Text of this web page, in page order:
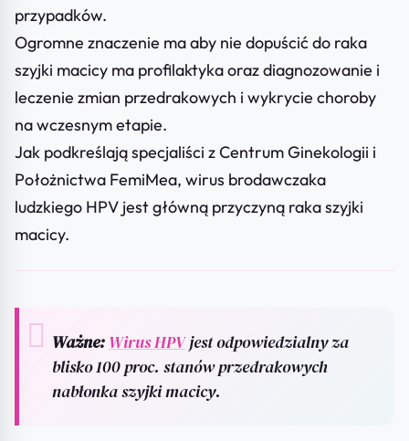
przypadków.
Ogromne znaczenie ma aby nie dopuścić do raka
szyjki macicy ma profilaktyka oraz diagnozowanie i
leczenie zmian przedrakowych i wykrycie choroby
na wczesnym etapie.
Jak podkreślają specjaliści z Centrum Ginekologii i
Położnictwa FemiMea, wirus brodawczaka
ludzkiego HPV jest główną przyczyną raka szyjki
macicy.
Ważne: Wirus HPVjest odpowiedzialny za
blisko 100 proc. stanów przedrakowych
nabłonka szyjki macicy.